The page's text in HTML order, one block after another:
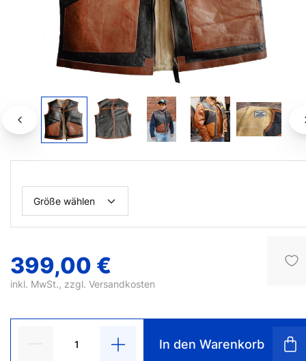
399,00 €
inkl. MwSt., zzgl. Versandkosten
In den Warenkorb